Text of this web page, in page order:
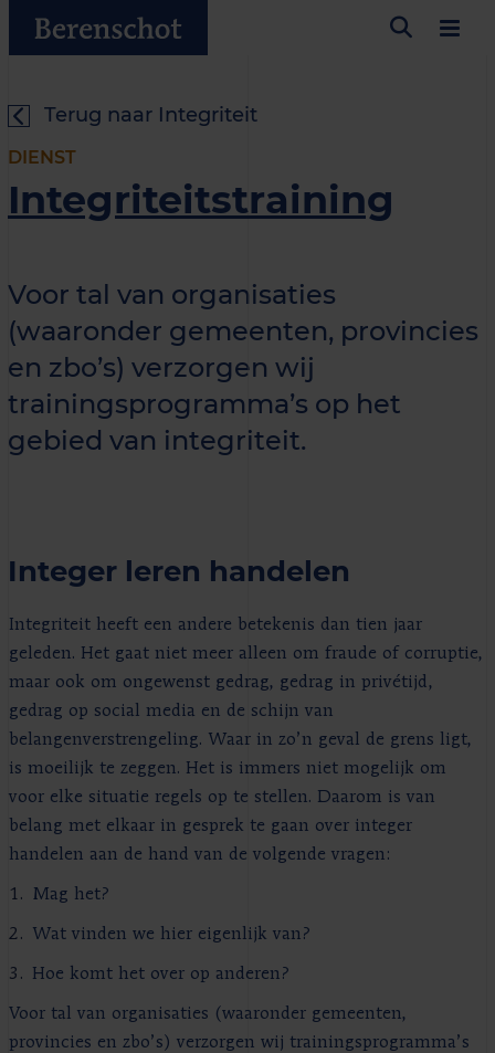
Terug naar Integriteit
DIENST
Integriteitstraining
Voor tal van organisaties
(waaronder gemeenten, provincies
en zbo’s) verzorgen wij
trainingsprogramma’s op het
gebied van integriteit.
Integer leren handelen
Integriteit heeft een andere betekenis dan tien jaar
geleden. Het gaat niet meer alleen om fraude of corruptie,
maar ook om ongewenst gedrag, gedrag in privétijd,
gedrag op social media en de schijn van
belangenverstrengeling. Waar in zo’n geval de grens ligt,
is moeilijk te zeggen. Het is immers niet mogelijk om
voor elke situatie regels op te stellen. Daarom is van
belang met elkaar in gesprek te gaan over integer
handelen aan de hand van de volgende vragen:
1. Mag het?
2. Wat vinden we hier eigenlijk van?
3. Hoe komt het over op anderen?
Voor tal van organisaties (waaronder gemeenten,
provincies en zbo’s) verzorgen wij trainingsprogramma’s